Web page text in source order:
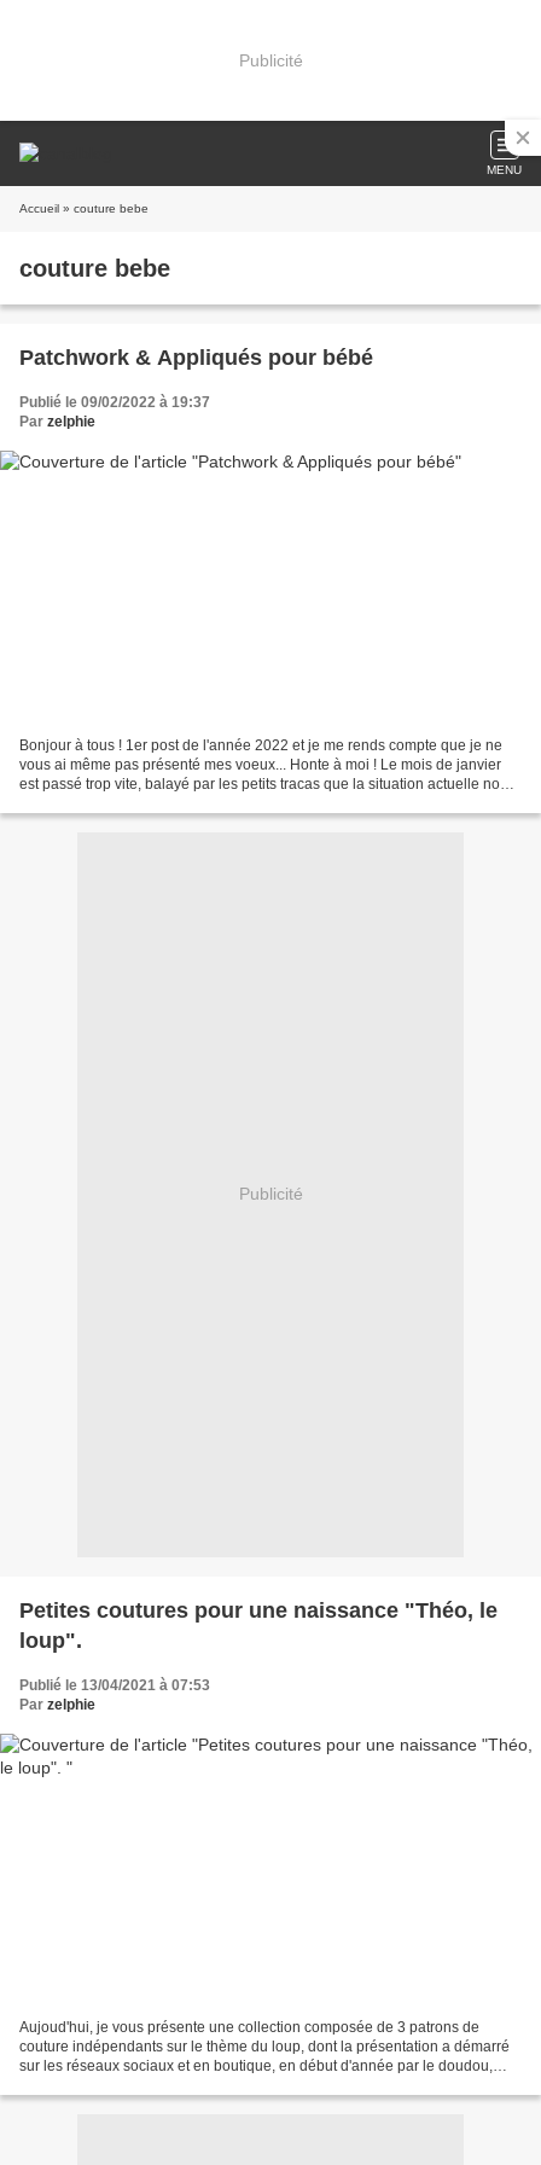
Publicité
MENU
Accueil » couture bebe
couture bebe
Patchwork & Appliqués pour bébé
Publié le 09/02/2022 à 19:37
Par zelphie
Bonjour à tous ! 1er post de l'année 2022 et je me rends compte que je ne
vous ai même pas présenté mes voeux... Honte à moi ! Le mois de janvier
est passé trop vite, balayé par les petits tracas que la situation actuelle nous
Publicité
Petites coutures pour une naissance "Théo, le
loup".
Publié le 13/04/2021 à 07:53
Par zelphie
Aujoud'hui, je vous présente une collection composée de 3 patrons de
couture indépendants sur le thème du loup, dont la présentation a démarré
sur les réseaux sociaux et en boutique, en début d'année par le doudou,